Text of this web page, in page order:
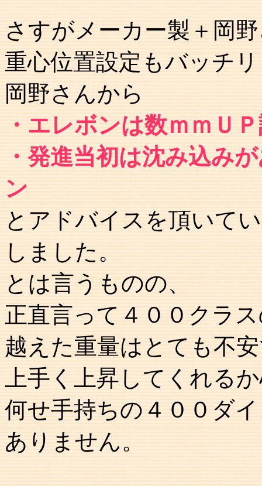
さすがメーカー製＋岡
重心位置設定もバッチ
岡野さんから
・エレボンは数ｍｍＵ
・発進当初は沈み込み
ン
とアドバイスを頂いて
しました。
とは言うものの、
正直言って４００クラ
越えた重量はとても不
上手く上昇してくれる
何せ手持ちの４００ダ
ありません。